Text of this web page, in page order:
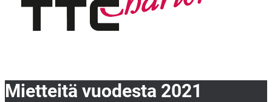
Mietteitä vuodesta 2021